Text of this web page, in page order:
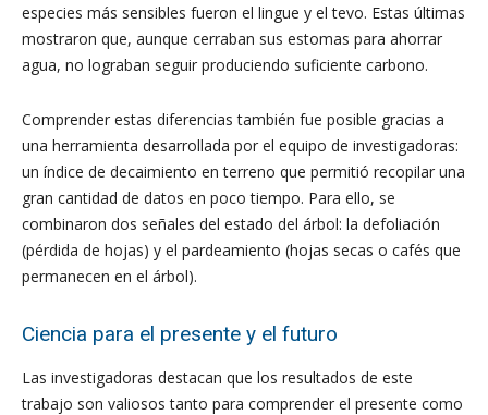
especies más sensibles fueron el lingue y el tevo. Estas últimas
mostraron que, aunque cerraban sus estomas para ahorrar
agua, no lograban seguir produciendo suficiente carbono.
Comprender estas diferencias también fue posible gracias a
una herramienta desarrollada por el equipo de investigadoras:
un índice de decaimiento en terreno que permitió recopilar una
gran cantidad de datos en poco tiempo. Para ello, se
combinaron dos señales del estado del árbol: la defoliación
(pérdida de hojas) y el pardeamiento (hojas secas o cafés que
permanecen en el árbol).
Ciencia para el presente y el futuro
Las investigadoras destacan que los resultados de este
trabajo son valiosos tanto para comprender el presente como